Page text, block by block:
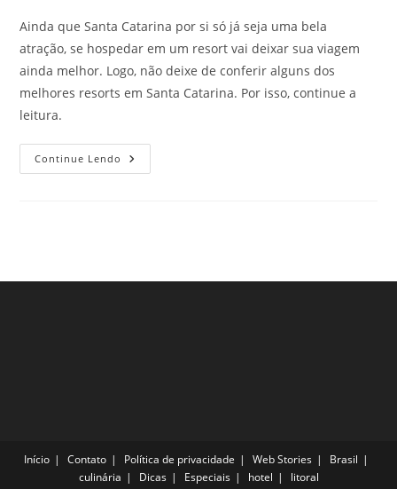
Ainda que Santa Catarina por si só já seja uma bela
atração, se hospedar em um resort vai deixar sua viagem
ainda melhor. Logo, não deixe de conferir alguns dos
melhores resorts em Santa Catarina. Por isso, continue a
leitura.
Continue Lendo Melhores
Resorts
Início Contato Política de privacidade Web Stories
Brasil
culinária
Dicas Especiais hotel litoral